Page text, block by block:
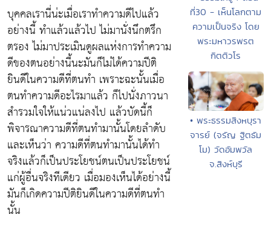
บุคคลเรานี่น่ะเมื่อเราทำความดีไปแล้ว
อย่างนี้ ทำแล้วแล้วไป ไม่มานั่งนึกตรึก
ตรอง ไม่มาประเมินดูผลแห่งการทำความ
ดีของตนอย่างนี้นะมันก็ไม่ได้ความปีติ
ยินดีในความดีที่ตนทำ เพราะฉะนั้นเมื่อ
ตนทำความดีอะไรมาแล้ว ก็ไปนั่งภาวนา
สำรวมใจให้แน่วแน่ลงไป แล้วบัดนี้ก็
พิจารณาความดีที่ตนทำมานั้นโดยลำดับ
และเห็นว่า ความดีที่ตนทำมานั้นได้ทำ
จริงแล้วก็เป็นประโยชน์ตนเป็นประโยชน์
แก่ผู้อื่นจริงทีเดียว เมื่อมองเห็นได้อย่างนี้
มันก็เกิดความปีติยินดีในความดีที่ตนทำ
นั้น
ที่30 - เห็นโลกตาม
ความเป็นจริง โดย
พระมหาวรพรต
กิตติวโร
• พระธรรมสิงหบุรา
จารย์ (จรัญ ฐิตธัม
โม) วัดอัมพวัล
จ.สิงห์บุรี